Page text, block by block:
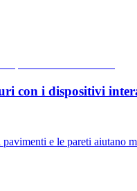
con i dispositivi
e le pareti aiutano